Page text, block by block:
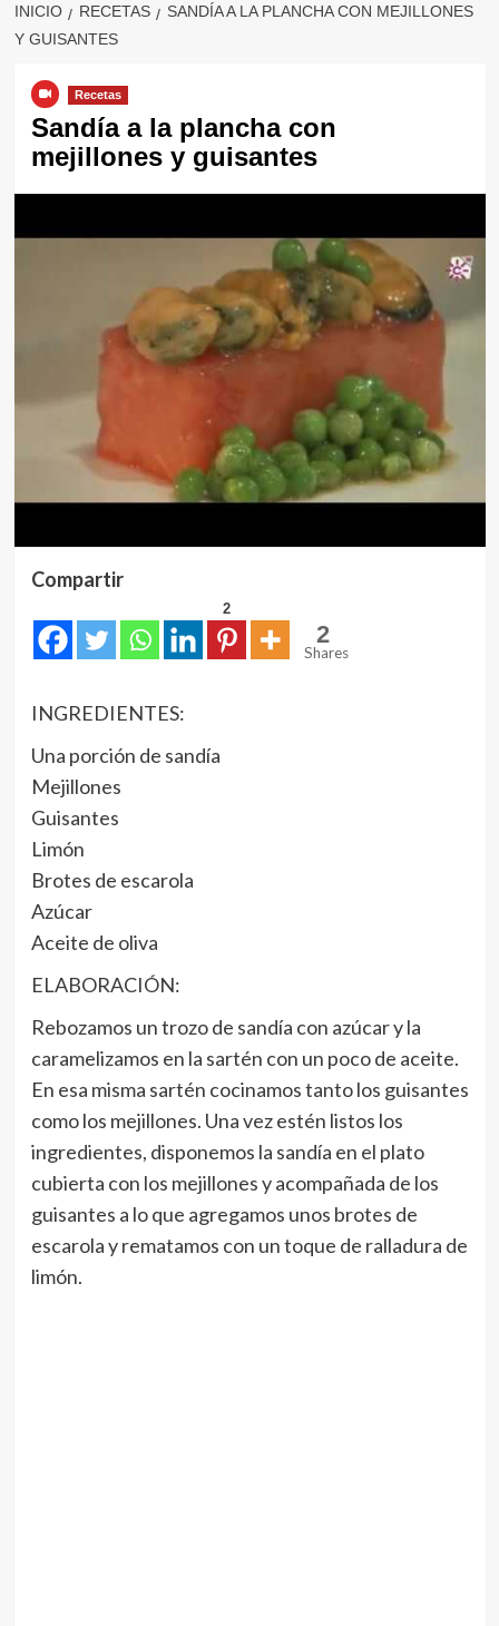
INICIO RECETAS
SANDÍA A LA PLANCHA CON MEJILLONES
Y GUISANTES
Recetas
Sandía a la plancha con
mejillones y guisantes
Compartir
2
2
Shares
INGREDIENTES:
Una porción de sandía
Mejillones
Guisantes
Limón
Brotes de escarola
Azúcar
Aceite de oliva
ELABORACIÓN:
Rebozamos un trozo de sandía con azúcar y la
caramelizamos en la sartén con un poco de aceite.
En esa misma sartén cocinamos tanto los guisantes
como los mejillones. Una vez estén listos los
ingredientes, disponemos la sandía en el plato
cubierta con los mejillones y acompañada de los
guisantes a lo que agregamos unos brotes de
escarola y rematamos con un toque de ralladura de
limón.